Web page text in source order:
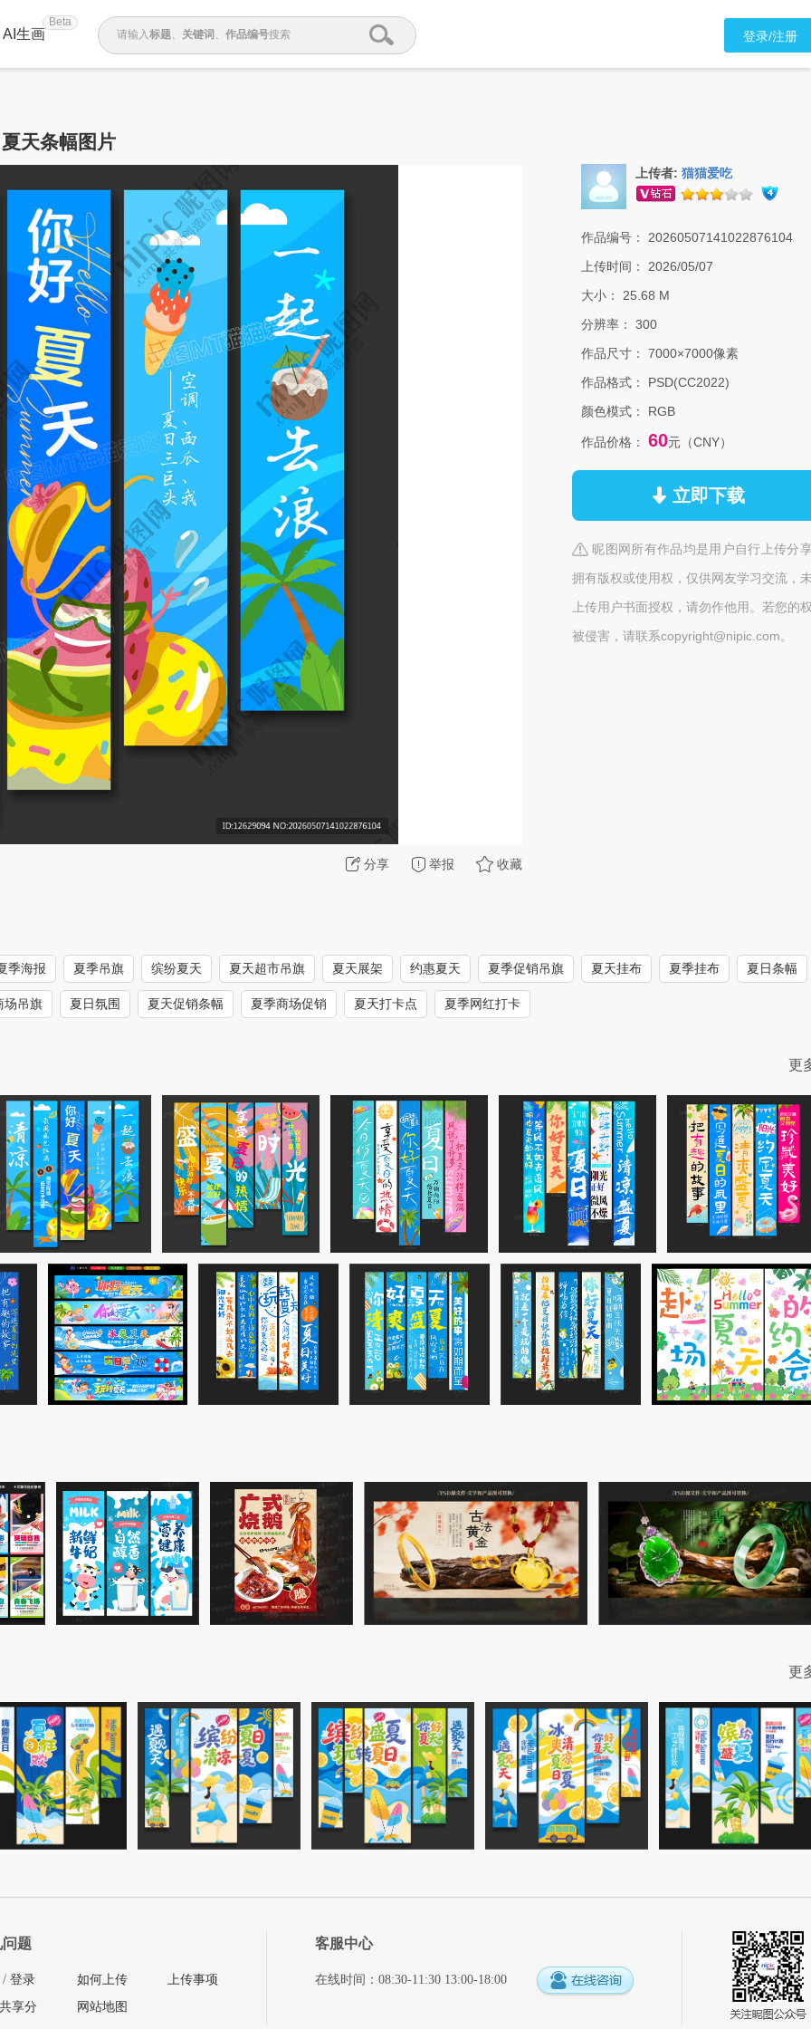
AI生画
Beta
请输入标题、 关键词 、 作品编号搜索 登录/注册
夏天条幅图片
分享 举报 收藏
上传者: 猫猫爱吃
作品编号：
20260507141022876104
上传时间：
2026/05/07
大小：
25.68 M
分辨率：
300
作品尺寸：
7000×7000像素
作品格式：
PSD(CC2022)
颜色模式：
RGB
作品价格： 60元（CNY）
立即下载
昵图网所有作品均是用户自行上传分
拥有版权或使用权，仅供网友学习交流，
上传用户书面授权，请勿作他用。若您的
被侵害，请联系copyright@nipic.com。
季海报 夏季吊旗 缤纷夏天 夏天超市吊旗 夏天展架 约惠夏天 夏季促销吊旗 夏天挂布 夏季挂布 夏日条幅
场吊旗 夏日氛围 夏天促销条幅 夏季商场促销 夏天打卡点 夏季网红打卡
更
更
题
/ 登录
享分
如何上传
网站地图
上传事项
客服中心
在线时间：08:30-11:30 13:00-18:00